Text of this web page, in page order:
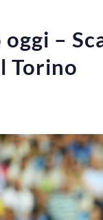
–
Torino